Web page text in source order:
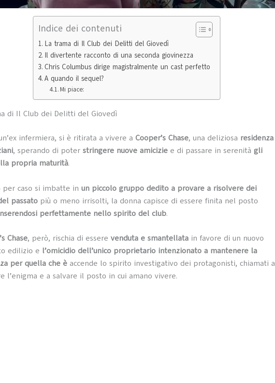
Indice dei contenuti
La trama di Il Club dei Delitti del Giovedì
Il divertente racconto di una seconda giovinezza
Chris Columbus dirige magistralmente un cast perfetto
A quando il sequel?
Mi piace:
di Il Club dei Delitti del Giovedì
infermiera, si è ritirata a vivere a Cooper’s Chase, una deliziosa residenza
, sperando di poter stringere nuove amicizie e di passare in serenità gli
propria maturità.
per caso si imbatte in un piccolo gruppo dedito a provare a risolvere dei
passato più o meno irrisolti, la donna capisce di essere finita nel posto
perfettamente nello spirito del club.
Chase, però, rischia di essere venduta e smantellata in favore di un nuovo
edilizio e l’omicidio dell’unico proprietario intenzionato a mantenere la
per quella che è accende lo spirito investigativo dei protagonisti, chiamati a
l’enigma e a salvare il posto in cui amano vivere.